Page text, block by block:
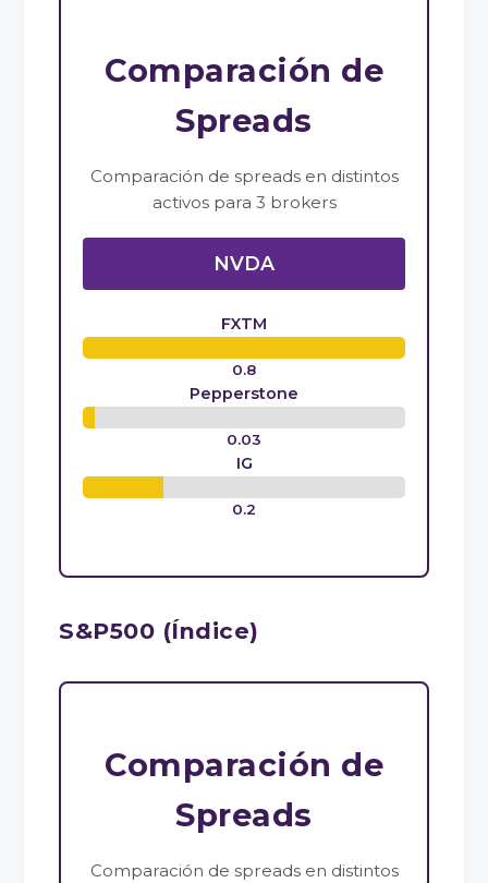
Comparación de
Spreads
Comparación de spreads en distintos
activos para 3 brokers
NVDA
FXTM
0.8
Pepperstone
0.03
IG
0.2
S&P500 (Índice)
Comparación de
Spreads
Comparación de spreads en distintos